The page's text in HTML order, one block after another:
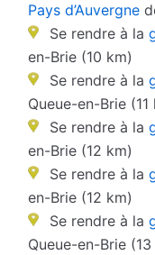
Pays d’Auvergne
Se rendre à la
en-Brie (10 km)
Se rendre à la
Queue-en-Brie (11
Se rendre à la
en-Brie (12 km)
Se rendre à la
en-Brie (12 km)
Se rendre à la
Queue-en-Brie (13